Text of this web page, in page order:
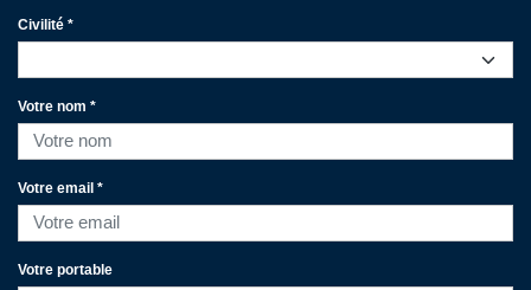
Civilité *
Votre nom *
Votre email *
Votre portable